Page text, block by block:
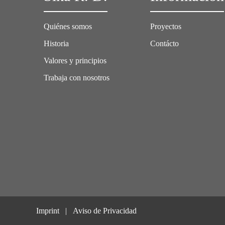
Quiénes somos
Historia
Valores y principios
Trabaja con nosotros
Proyectos
Contácto
Imprint Aviso de Privacidad